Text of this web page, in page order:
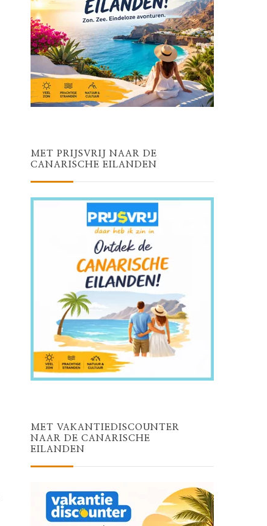
MET PRIJSVRIJ NAAR DE
CANARISCHE EILANDEN
MET VAKANTIEDISCOUNTER
NAAR DE CANARISCHE
EILANDEN